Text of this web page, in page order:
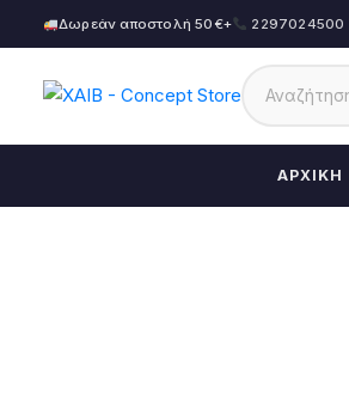
Δωρεάν αποστολή 50€+ 2297024500
ΑΡΧΙΚΉ